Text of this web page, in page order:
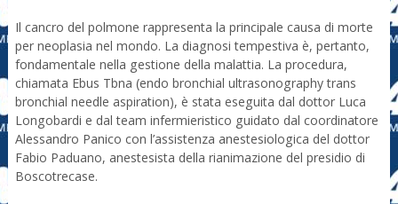
Il cancro del polmone rappresenta la principale causa di morte
per neoplasia nel mondo. La diagnosi tempestiva è, pertanto,
fondamentale nella gestione della malattia. La procedura,
chiamata Ebus Tbna (endo bronchial ultrasonography trans
bronchial needle aspiration), è stata eseguita dal dottor Luca
Longobardi e dal team infermieristico guidato dal coordinatore
Alessandro Panico con l’assistenza anestesiologica del dottor
Fabio Paduano, anestesista della rianimazione del presidio di
Boscotrecase.